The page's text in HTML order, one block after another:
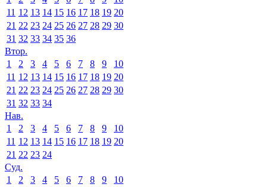
11 12 13 14 15 16 17 18 19 20
21 22 23 24 25 26 27 28 29 30
31 32 33 34 35 36
Втор.
1
2 3 4 5 6 7 8 9
10
11 12 13 14 15 16 17 18 19 20
21 22 23 24 25 26 27 28 29 30
31 32 33 34
Нав.
1
2 3 4 5 6 7 8 9
10
11 12 13 14 15 16 17 18 19 20
21 22 23 24
Суд.
1
2 3 4 5 6 7 8 9
10